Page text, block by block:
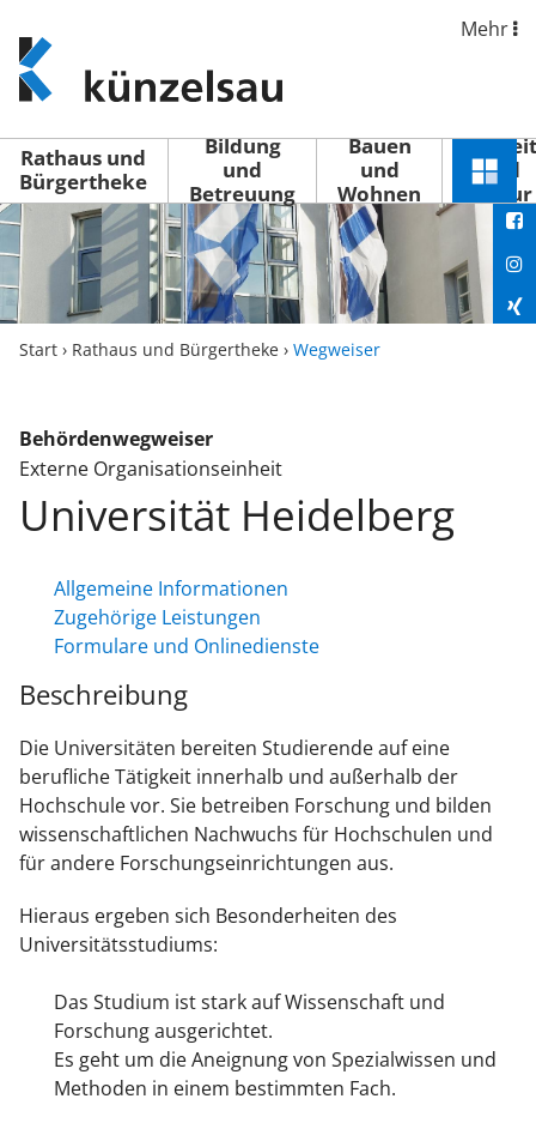
www.kuenzelsau.de
(zur
Startseite)
Mehr
Rathaus und
Bürgertheke
Bildung
und
Betreuung
Bauen
und
Wohnen
Freizeit
und
Kultur
Menü
Start › Rathaus und Bürgertheke › Wegweiser
Behördenwegweiser
Externe Organisationseinheit
Universität Heidelberg
Allgemeine Informationen
Zugehörige Leistungen
Formulare und Onlinedienste
Beschreibung
Die Universitäten bereiten Studierende auf eine
berufliche Tätigkeit innerhalb und außerhalb der
Hochschule vor. Sie betreiben Forschung und bilden
wissenschaftlichen Nachwuchs für Hochschulen und
für andere Forschungseinrichtungen aus.
Hieraus ergeben sich Besonderheiten des
Universitätsstudiums:
Das Studium ist stark auf Wissenschaft und
Forschung ausgerichtet.
Es geht um die Aneignung von Spezialwissen und
Methoden in einem bestimmten Fach.